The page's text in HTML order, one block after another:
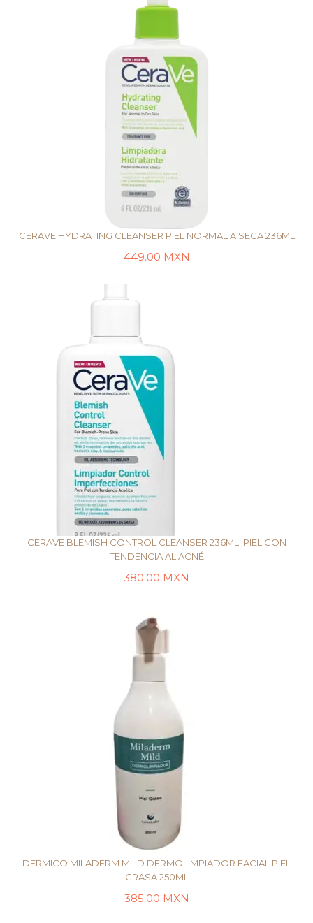
AÑADIR AL CARRITO
CERAVE HYDRATING CLEANSER PIEL NORMAL A SECA 236ML
449.00 MXN
CERAVE BLEMISH CONTROL CLEANSER 236ML. PIEL CON
TENDENCIA AL ACNÉ
380.00 MXN
DERMICO MILADERM MILD DERMOLIMPIADOR FACIAL PIEL
GRASA 250ML
385.00 MXN